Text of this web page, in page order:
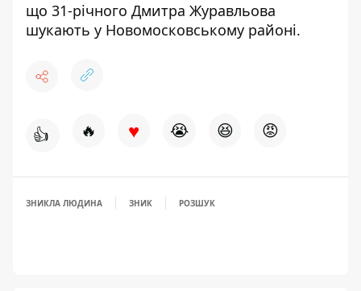
що 31-річного Дмитра Журавльова
шукають у Новомосковському районі.
👍 🔥 ♥ 😭 😆 😡
ЗНИКЛА ЛЮДИНА ЗНИК РОЗШУК